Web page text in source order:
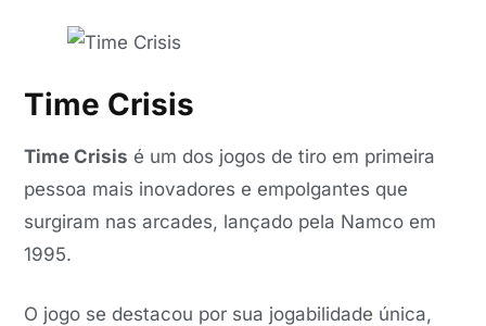
Time Crisis
Time Crisis é um dos jogos de tiro em primeira
pessoa mais inovadores e empolgantes que
surgiram nas arcades, lançado pela Namco em
1995.
O jogo se destacou por sua jogabilidade única,